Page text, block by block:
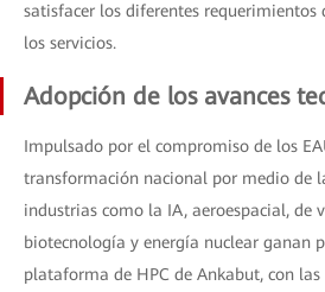
satisfacer los diferentes requerimientos
los servicios.
Adopción de los avances
Impulsado por el compromiso de los
transformación nacional por medio de
industrias como la IA, aeroespacial, de
biotecnología y energía nuclear ganan
plataforma de HPC de Ankabut, con